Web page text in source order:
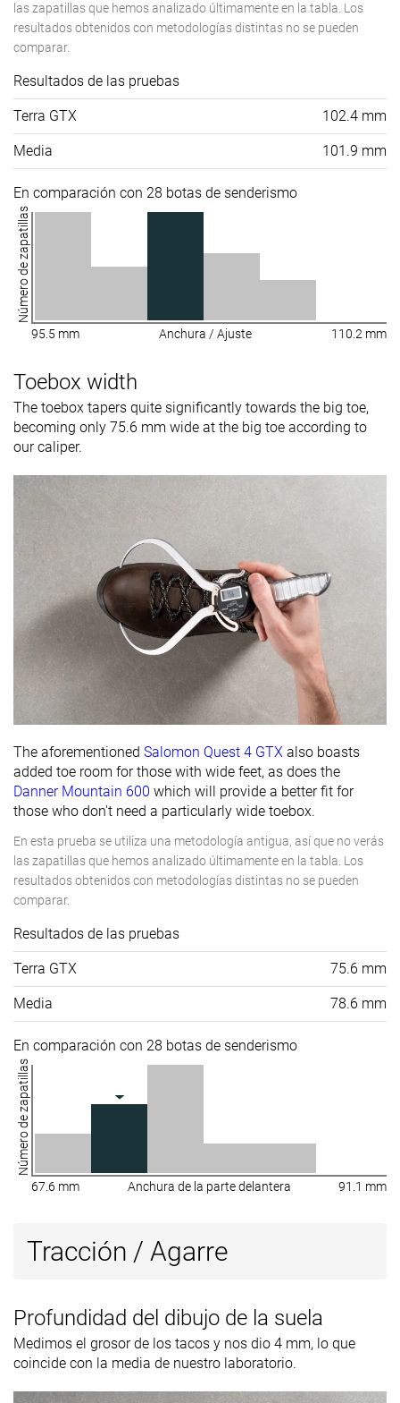
las zapatillas que hemos analizado últimamente en la tabla. Los
resultados obtenidos con metodologías distintas no se pueden
comparar.
Resultados de las pruebas
Terra GTX 102.4 mm
Media 101.9 mm
En comparación con 28 botas de senderismo
Número de zapatillas
95.5 mm Anchura / Ajuste 110.2 mm
Toebox width
The toebox tapers quite significantly towards the big toe,
becoming only 75.6 mm wide at the big toe according to
our caliper.
The aforementioned Salomon Quest 4 GTX also boasts
added toe room for those with wide feet, as does the
Danner Mountain 600 which will provide a better fit for
those who don't need a particularly wide toebox.
En esta prueba se utiliza una metodología antigua, así que no verás
las zapatillas que hemos analizado últimamente en la tabla. Los
resultados obtenidos con metodologías distintas no se pueden
comparar.
Resultados de las pruebas
Terra GTX 75.6 mm
Media 78.6 mm
En comparación con 28 botas de senderismo
Número de zapatillas
67.6 mm Anchura de la parte delantera 91.1 mm
Tracción / Agarre
Profundidad del dibujo de la suela
Medimos el grosor de los tacos y nos dio 4 mm, lo que
coincide con la media de nuestro laboratorio.